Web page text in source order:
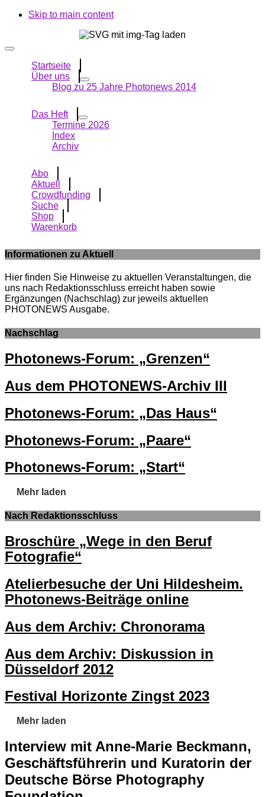
Skip to main content
Startseite
Über uns
Blog zu 25 Jahre Photonews 2014
Das Heft
Termine 2026
Index
Archiv
Abo
Aktuell
Crowdfunding
Suche
Shop
Warenkorb
Informationen zu Aktuell
Hier finden Sie Hinweise zu aktuellen Veranstaltungen, die
uns nach Redaktionsschluss erreicht haben sowie
Ergänzungen (Nachschlag) zur jeweils aktuellen
PHOTONEWS Ausgabe.
Nachschlag
Photonews-Forum: „Grenzen“
Aus dem PHOTONEWS-Archiv III
Photonews-Forum: „Das Haus“
Photonews-Forum: „Paare“
Photonews-Forum: „Start“
Mehr laden
Nach Redaktionsschluss
Broschüre „Wege in den Beruf
Fotografie“
Atelierbesuche der Uni Hildesheim.
Photonews-Beiträge online
Aus dem Archiv: Chronorama
Aus dem Archiv: Diskussion in
Düsseldorf 2012
Festival Horizonte Zingst 2023
Mehr laden
Interview mit Anne-Marie Beckmann,
Geschäftsführerin und Kuratorin der
Deutsche Börse Photography